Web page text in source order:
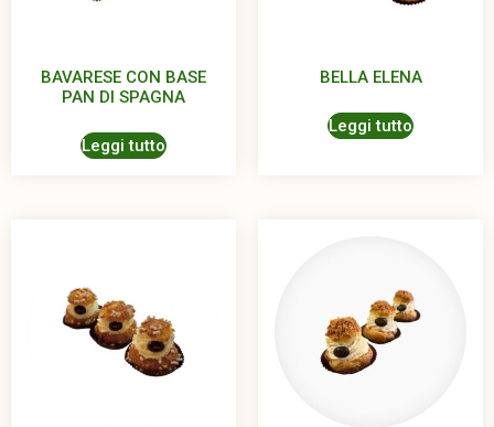
BAVARESE CON BASE
PAN DI SPAGNA
Leggi tutto
BELLA ELENA
Leggi tutto